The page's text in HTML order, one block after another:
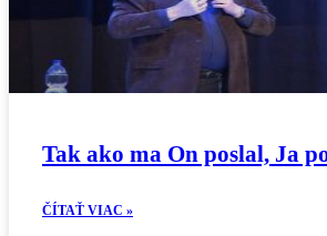
Tak ako ma On poslal, Ja
ČÍTAŤ VIAC »